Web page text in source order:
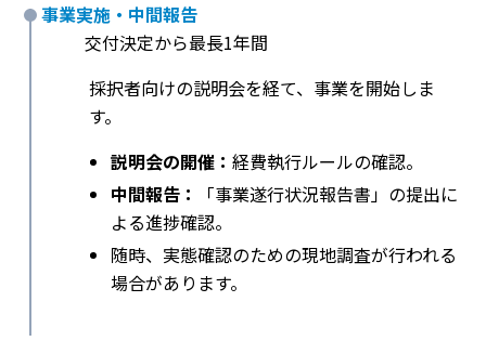
事業実施・中間報告
交付決定から最長1年間
採択者向けの説明会を経て、事業を開始しま
す。
説明会の開催： 経費執行ルールの確認。
中間報告：
「事業遂行状況報告書」の提出に
よる進捗確認。
随時、実態確認のための現地調査が行われる
場合があります。